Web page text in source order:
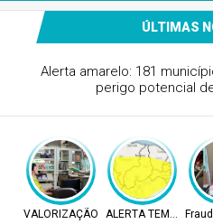
ÚLTIMAS
Alerta amarelo: 181
perigo potencial
VALORIZAÇÃO ALERTA TEMPO